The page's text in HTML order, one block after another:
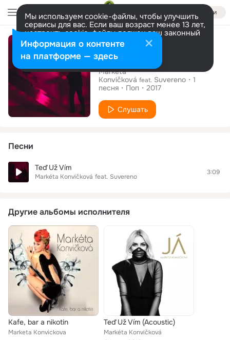
Войти
Мы используем cookie-файлы, чтобы улучшить
сервисы для вас. Если ваш возраст менее 13 лет,
настроить cookie-файлы должен ваш законный
представитель. Больше информации
Разрешить все Настроить
Teď Už Vím
Markéta
Konvičková feat. Suvereno
1
песня
Поп 2017
Слушать
Песни
Teď Už Vím
Markéta Konvičková feat. Suvereno
3:09
Другие альбомы исполнителя
Kafe, bar a nikotin
Marketa Konvickova
Teď Už Vím (Acoustic)
Markéta Konvičková
Информация о контенте
на платформе — здесь